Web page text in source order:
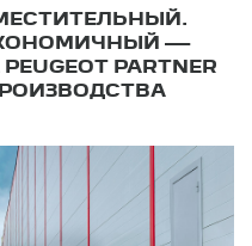
—
PARTNER